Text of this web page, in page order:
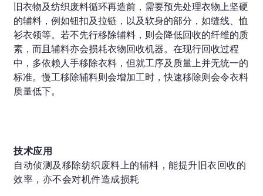
旧衣物及纺织废料循环再造前，需要预先处理衣物上坚硬
的辅料，例如钮扣及拉链，以及软身的部分，如缝线、恤
衫衣领等。若不先行移除辅料，则会降低回收的纤维的质
素，而且辅料亦会损耗衣物回收机器。在现行回收过程
中，多依赖人手移除衣料，但就工序及质量上并无统一的
标准。慢工移除辅料则会增加工时，快速移除则会令衣料
质量低下。
技术应用
自动侦测及移除纺织废料上的辅料，能提升旧衣回收的
效率，亦不会对机件造成损耗